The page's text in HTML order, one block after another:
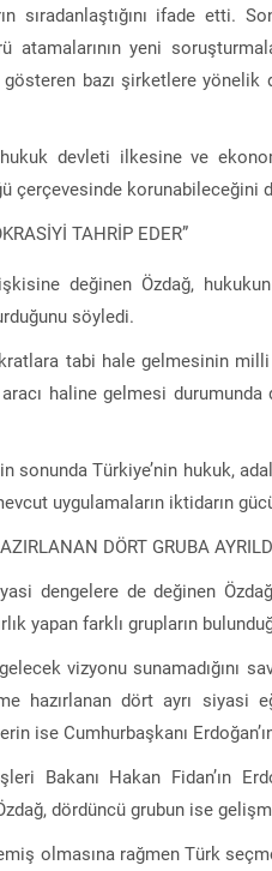
sıradanlaştığını ifade etti.
atamalarının yeni
bazı şirketlere yönelik
devleti ilkesine ve
çerçevesinde korunabileceğini
TAHRİP EDER”
değinen Özdağ,
söyledi.
tabi hale gelmesinin
haline gelmesi
sonunda Türkiye’nin hukuk,
uygulamaların iktidarın
DÖRT GRUBA
dengelere de değinen
yapan farklı grupların
vizyonu sunamadığını
hazırlanan dört ayrı siyasi
ise Cumhurbaşkanı
Bakanı Hakan Fidan’ın
dördüncü grubun ise
olmasına rağmen Türk